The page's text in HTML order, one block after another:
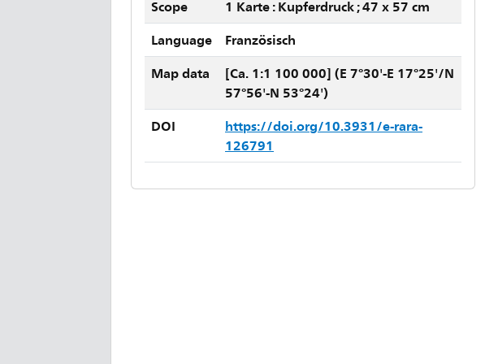
Scope
1 Karte : Kupferdruck ; 47 x 57 cm
Language
Französisch
Map data
[Ca. 1:1 100 000] (E 7°30'-E 17°25'/N
57°56'-N 53°24')
DOI
https://doi.org/10.3931/e-rara-
126791